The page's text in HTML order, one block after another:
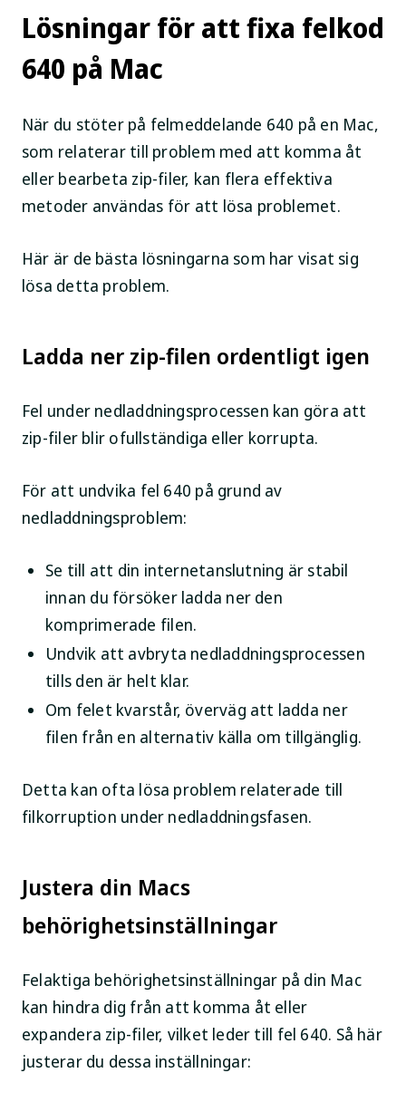
Lösningar för att fixa felkod
640 på Mac
När du stöter på felmeddelande 640 på en Mac,
som relaterar till problem med att komma åt
eller bearbeta zip-filer, kan flera effektiva
metoder användas för att lösa problemet.
Här är de bästa lösningarna som har visat sig
lösa detta problem.
Ladda ner zip-filen ordentligt igen
Fel under nedladdningsprocessen kan göra att
zip-filer blir ofullständiga eller korrupta.
För att undvika fel 640 på grund av
nedladdningsproblem:
Se till att din internetanslutning är stabil
innan du försöker ladda ner den
komprimerade filen.
Undvik att avbryta nedladdningsprocessen
tills den är helt klar.
Om felet kvarstår, överväg att ladda ner
filen från en alternativ källa om tillgänglig.
Detta kan ofta lösa problem relaterade till
filkorruption under nedladdningsfasen.
Justera din Macs
behörighetsinställningar
Felaktiga behörighetsinställningar på din Mac
kan hindra dig från att komma åt eller
expandera zip-filer, vilket leder till fel 640. Så här
justerar du dessa inställningar: